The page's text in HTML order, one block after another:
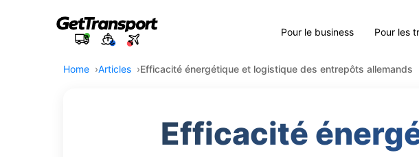
Pour le business Pour les
Home Articles Efficacité énergétique et logistique des entrepôts allemands
Efficacité